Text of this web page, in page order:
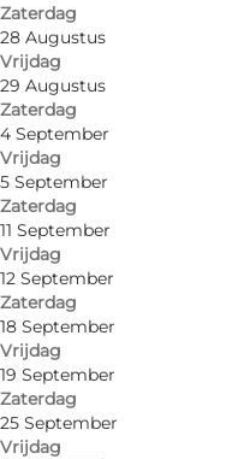
Zaterdag
28 Augustus
Vrijdag
29 Augustus
Zaterdag
4 September
Vrijdag
5 September
Zaterdag
11 September
Vrijdag
12 September
Zaterdag
18 September
Vrijdag
19 September
Zaterdag
25 September
Vrijdag
combinations of
behind Bar Nu hope
kind of show room
experiments.
Where can you find
Right in the middle of
Sprogøes Plads/
Gertrudsstræde. The
bit of a café mecca
outdoor seating most